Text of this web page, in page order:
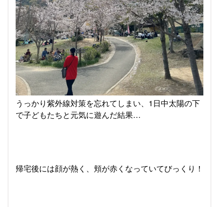
うっかり紫外線対策を忘れてしまい、1日中太陽の下
で子どもたちと元気に遊んだ結果…
帰宅後には顔が熱く、頬が赤くなっていてびっくり！